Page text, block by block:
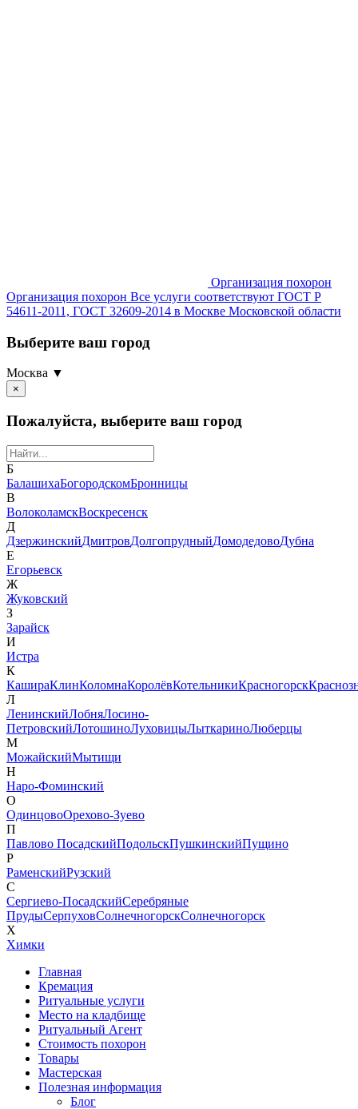
Организация похорон
Организация похорон Все услуги соответствуют ГОСТ Р
54611-2011, ГОСТ 32609-2014 в Москве Московской области
Выберите ваш город
Москва ▼
×
Пожалуйста, выберите ваш город
Б
БалашихаБогородскомБронницы
В
ВолоколамскВоскресенск
Д
ДзержинскийДмитровДолгопрудныйДомодедовоДубна
Е
Егорьевск
Ж
Жуковский
З
Зарайск
И
Истра
К
КашираКлинКоломнаКоролёвКотельникиКрасногорск
Л
ЛенинскийЛобняЛосино-
ПетровскийЛотошиноЛуховицыЛыткариноЛюберцы
М
МожайскийМытищи
Н
Наро-Фоминский
О
ОдинцовоОрехово-Зуево
П
Павлово ПосадскийПодольскПушкинскийПущино
Р
РаменскийРузский
С
Сергиево-ПосадскийСеребряные
ПрудыСерпуховСолнечногорскСолнечногорск
Х
Химки
Главная
Кремация
Ритуальные услуги
Место на кладбище
Ритуальный Агент
Стоимость похорон
Товары
Мастерская
Полезная информация
Блог